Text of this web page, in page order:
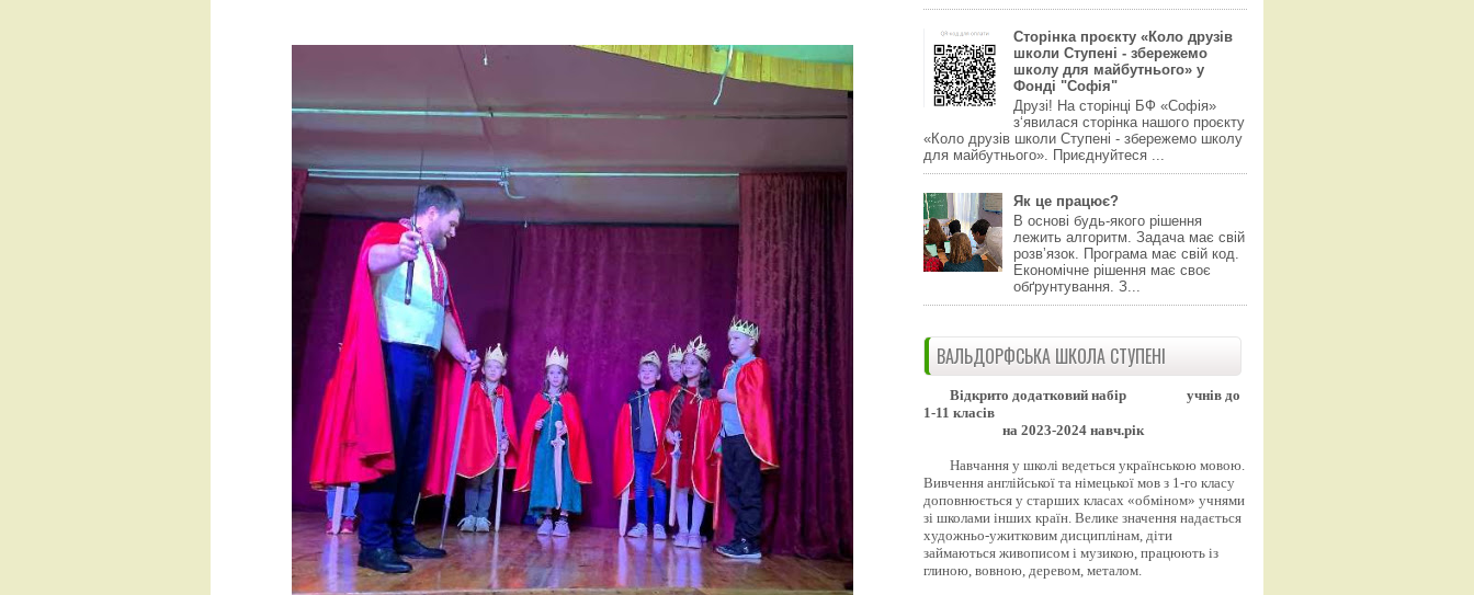
Сторінка проєкту «Коло друзів
школи Ступені - збережемо
школу для майбутнього» у
Фонді "Софія"
Друзі! На сторінці БФ «Софія»
з‘явилася сторінка нашого проєкту
«Коло друзів школи Ступені - збережемо школу
для майбутнього». Приєднуйтеся ...
Як це працює?
В основі будь-якого рішення
лежить алгоритм. Задача має свій
розвʼязок. Програма має свій код.
Економічне рішення має своє
обґрунтування. З...
ВАЛЬДОРФСЬКА ШКОЛА СТУПЕНІ
Відкрито додатковий набір
учнів до
1-11 класів
на 2023-2024 навч.рік
Навчання у школі ведеться українською мовою.
Вивчення англійської та німецької мов з 1-го класу
доповнюється у старших класах «обміном» учнями
зі школами інших країн. Велике значення надається
художньо-ужитковим дисциплінам, діти
займаються живописом і музикою, працюють із
глиною, вовною, деревом, металом.